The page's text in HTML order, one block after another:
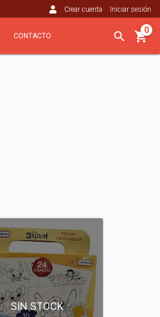
Crear cuenta Iniciar sesión
CONTACTO
0
SIN STOCK